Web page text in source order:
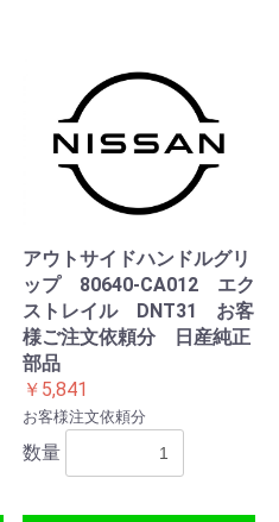
アウトサイドハンドルグリ
ップ 80640-CA012 エク
ストレイル DNT31 お客
様ご注文依頼分 日産純正
部品
￥5,841
お客様注文依頼分
数量